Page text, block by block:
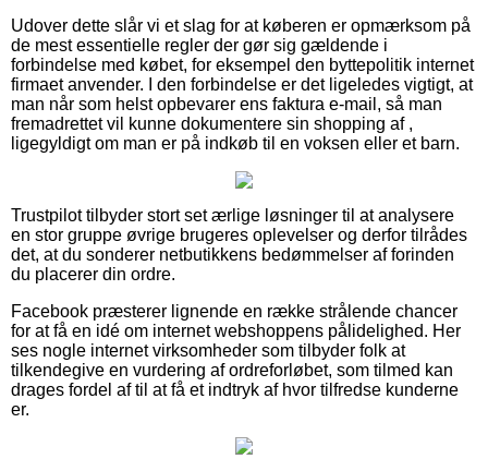
Udover dette slår vi et slag for at køberen er opmærksom på
de mest essentielle regler der gør sig gældende i
forbindelse med købet, for eksempel den byttepolitik internet
firmaet anvender. I den forbindelse er det ligeledes vigtigt, at
man når som helst opbevarer ens faktura e-mail, så man
fremadrettet vil kunne dokumentere sin shopping af ,
ligegyldigt om man er på indkøb til en voksen eller et barn.
Trustpilot tilbyder stort set ærlige løsninger til at analysere
en stor gruppe øvrige brugeres oplevelser og derfor tilrådes
det, at du sonderer netbutikkens bedømmelser af forinden
du placerer din ordre.
Facebook præsterer lignende en række strålende chancer
for at få en idé om internet webshoppens pålidelighed. Her
ses nogle internet virksomheder som tilbyder folk at
tilkendegive en vurdering af ordreforløbet, som tilmed kan
drages fordel af til at få et indtryk af hvor tilfredse kunderne
er.